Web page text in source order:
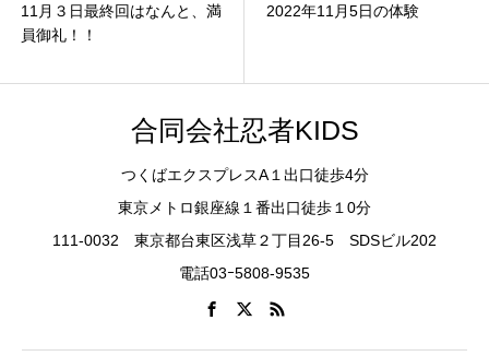
11月３日最終回はなんと、満
員御礼！！
2022年11月5日の体験
合同会社忍者KIDS
つくばエクスプレスA１出口徒歩4分
東京メトロ銀座線１番出口徒歩１0分
111-0032 東京都台東区浅草２丁目26-5 SDSビル202
電話03ｰ5808-9535